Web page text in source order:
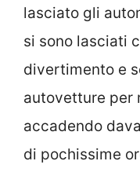
lasciato gli
si sono lasciati
divertimento e
autovetture per
accadendo
di pochissime